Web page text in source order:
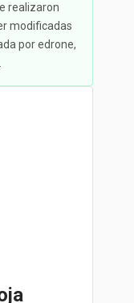
realizaron
modificadas
por edrone,